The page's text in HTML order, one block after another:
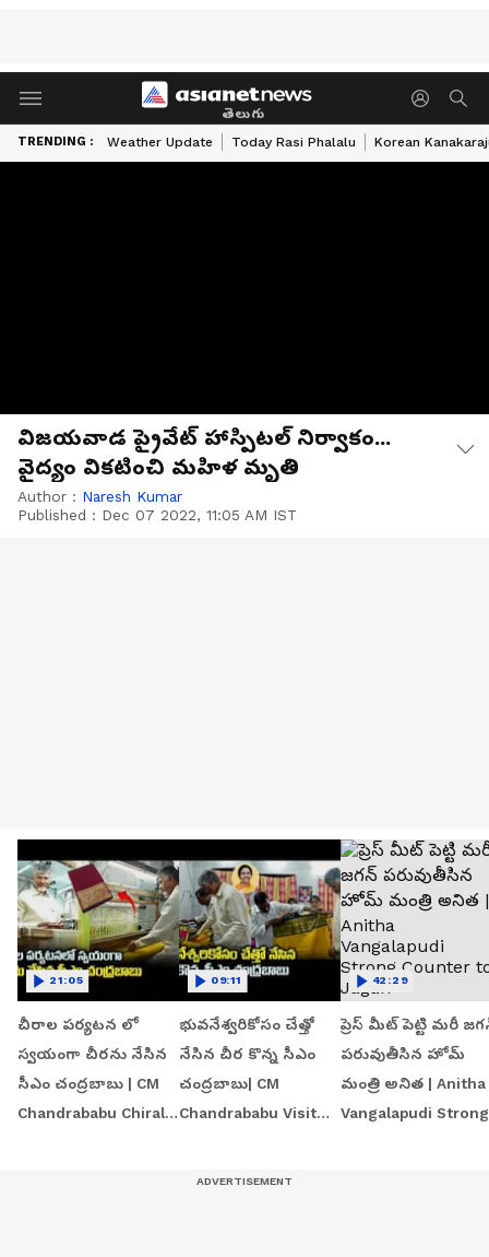
తెలుగు
TRENDING : Weather Update Today Rasi Phalalu Korean
విజయవాడ ప్రైవేట్ హాస్పిటల్ నిర్వాకం...
వైద్యం వికటించి మహిళ మృతి
Author : Naresh Kumar
Published : Dec 07 2022, 11:05 AM IST
చీరాల పర్యటన లో
స్వయంగా చీరను నేసిన
సీఎం చంద్రబాబు | CM
Chandrababu Chirala
21:05
భువనేశ్వరికోసం చేత్తో
నేసిన చీర కొన్న సీఎం
చంద్రబాబు| CM
Chandrababu Visit
09:11
ప్రెస్ మీట్ పెట్టి మరీ
పరువుతీసిన హోమ్
మంత్రి అనిత | Anitha
Vangalapudi Strong
42:29